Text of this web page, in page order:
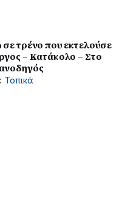
τρένο που εκτελούσε
– Κατάκολο – Στο
Τοπικά